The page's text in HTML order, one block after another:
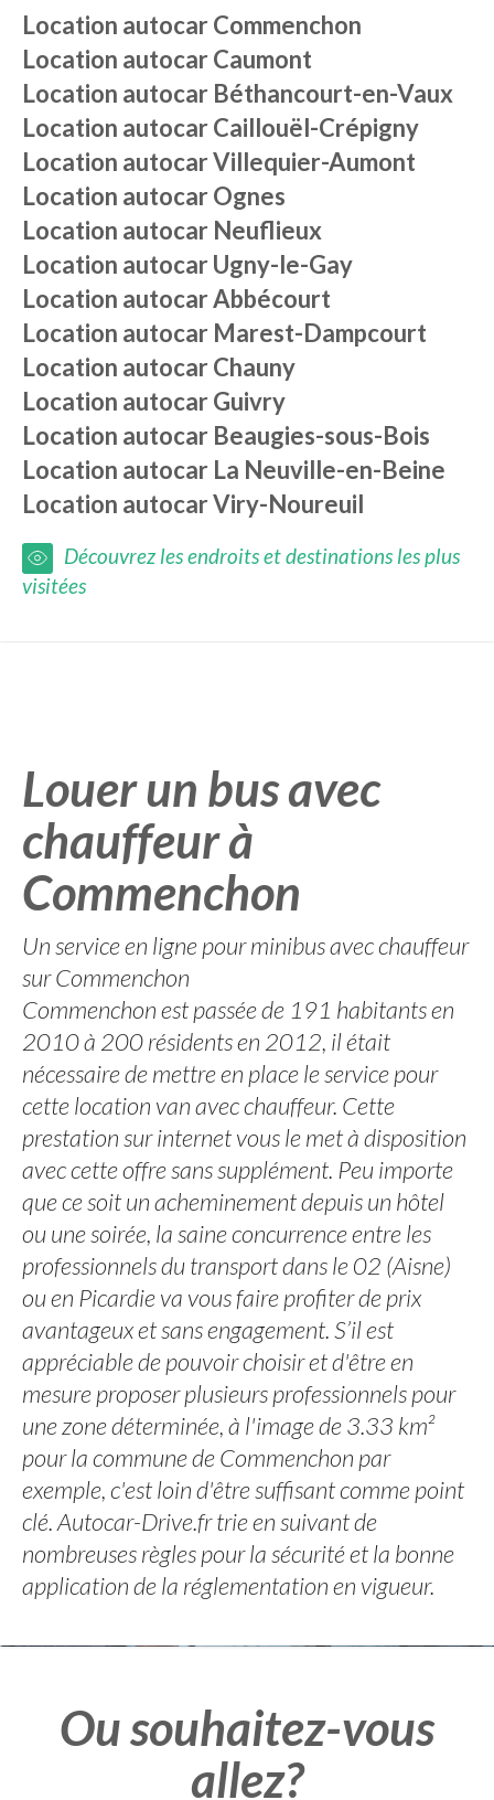
Location autocarCommenchon
Location autocarCaumont
Location autocar Béthancourt-en-Vaux
Location autocarCaillouël-Crépigny
Location autocarVillequier-Aumont
Location autocarOgnes
Location autocar Neuflieux
Location autocarUgny-le-Gay
Location autocarAbbécourt
Location autocar Marest-Dampcourt
Location autocarChauny
Location autocarGuivry
Location autocar Beaugies-sous-Bois
Location autocar La Neuville-en-Beine
Location autocarViry-Noureuil
Découvrez les endroits et destinations les plus
visitées
Louer un bus avec
chauffeur à
Commenchon
Un service en ligne pour minibus avec chauffeur
sur Commenchon
Commenchon est passée de 191 habitants en
2010 à 200 résidents en 2012, il était
nécessaire de mettre en place le service pour
cette location van avec chauffeur. Cette
prestation sur internet vous le met à disposition
avec cette offre sans supplément. Peu importe
que ce soit un acheminement depuis un hôtel
ou une soirée, la saine concurrence entre les
professionnels du transport dans le 02 (Aisne)
ou en Picardie va vous faire profiter de prix
avantageux et sans engagement. S’il est
appréciable de pouvoir choisir et d'être en
mesure proposer plusieurs professionnels pour
une zone déterminée, à l'image de 3.33 km²
pour la commune de Commenchon par
exemple, c'est loin d'être suffisant comme point
clé. Autocar-Drive.fr trie en suivant de
nombreuses règles pour la sécurité et la bonne
application de la réglementation en vigueur.
Ou souhaitez-vous
allez?